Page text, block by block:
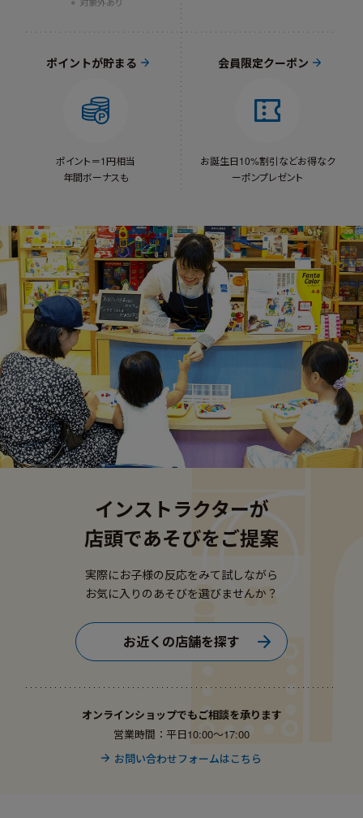
ポイントが貯まる
ポイント＝1円相当
年間ボーナスも
会員限定クーポン
お誕生日10%割引などお得なク
ーポンプレゼント
インストラクターが
店頭であそびをご提案
実際にお子様の反応をみて試しながら
お気に入りのあそびを選びませんか？
お近くの店舗を探す
オンラインショップでもご相談を承ります
営業時間：平日10:00〜17:00
お問い合わせフォームはこちら